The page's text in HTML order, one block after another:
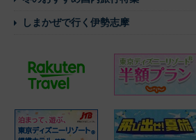
しまかぜで行く伊勢志摩